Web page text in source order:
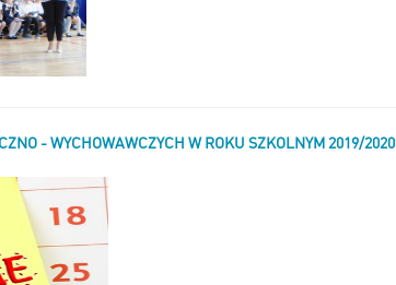
- WYCHOWAWCZYCH W ROKU SZKOLNYM 2019/2020